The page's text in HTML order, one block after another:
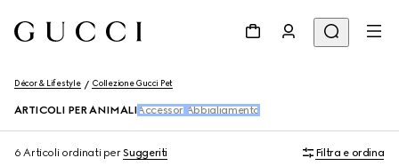
Décor & Lifestyle Collezione Gucci Pet
ARTICOLI PER ANIMALI Accessori Abbigliamento
6 Articoli ordinati perSuggeriti Filtra e ordina